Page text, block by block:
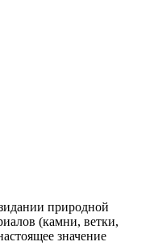
природной
(камни, ветки,
значение